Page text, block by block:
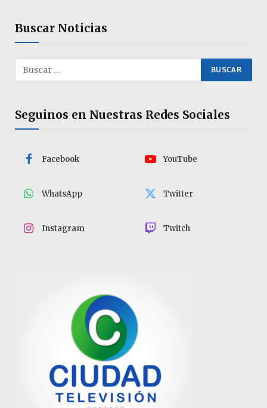
Buscar Noticias
Seguinos en Nuestras Redes Sociales
Facebook YouTube
WhatsApp Twitter
Instagram Twitch